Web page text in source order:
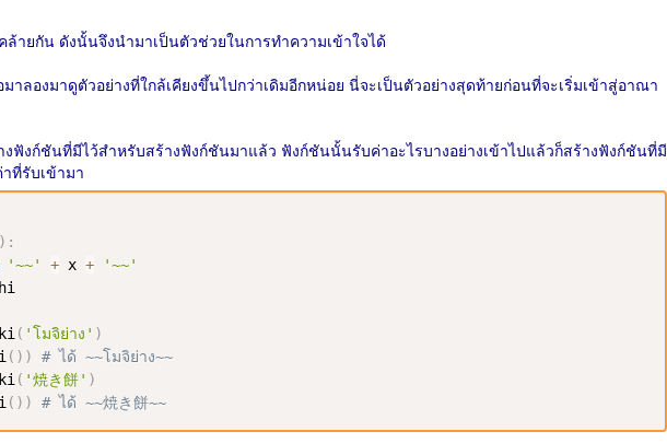
ายกัน ดังนั้นจึงนำมาเป็นตัวช่วยในการทำความเข้าใจได้
าลองมาดูตัวอย่างที่ใกล้เคียงขึ้นไปกว่าเดิมอีกหน่อย นี่จะเป็นตัวอย่างสุดท้ายก่อนที่จะเริ่มเข้าสู่อาณา
งฟังก์ชันที่มีไว้สำหรับสร้างฟังก์ชันมาแล้ว ฟังก์ชันนั้นรับค่าอะไรบางอย่างเข้าไปแล้วก็สร้างฟังก์ชันที่มี
ที่รับเข้ามา
) :
'~~' + x +
'~~'
( 'โมจิย่าง' )
( ) )
# ได้ ~~โมจิย่าง~~
( '焼き餅' )
( ) ) # ได้ ~~焼き餅~~